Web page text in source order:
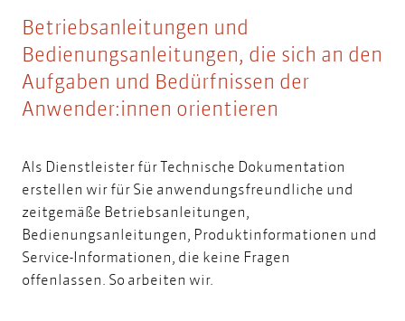
Betriebsanleitungen und
Bedienungsanleitungen, die sich an den
Aufgaben und Bedürfnissen der
Anwender:innen orientieren
Als Dienstleister für Technische Dokumentation
erstellen wir für Sie anwendungsfreundliche und
zeitgemäße Betriebsanleitungen,
Bedienungsanleitungen, Produktinformationen und
Service-Informationen, die keine Fragen
offenlassen. So arbeiten wir.